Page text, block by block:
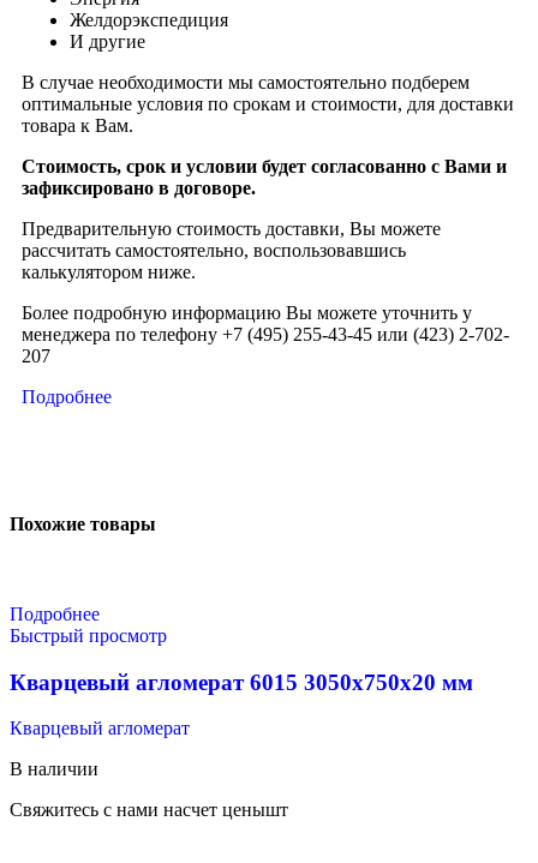
Желдорэкспедиция
И другие
В случае необходимости мы самостоятельно подберем
оптимальные условия по срокам и стоимости, для доставки
товара к Вам.
Стоимость, срок и условии будет согласованно с Вами и
зафиксировано в договоре.
Предварительную стоимость доставки, Вы можете
рассчитать самостоятельно, воспользовавшись
калькулятором ниже.
Более подробную информацию Вы можете уточнить у
менеджера по телефону +7 (495) 255-43-45 или (423) 2-702-
207
Подробнее
Похожие товары
Подробнее
Быстрый просмотр
Кварцевый агломерат 6015 3050х750х20 мм
Кварцевый агломерат
В наличии
Свяжитесь с нами насчет ценышт